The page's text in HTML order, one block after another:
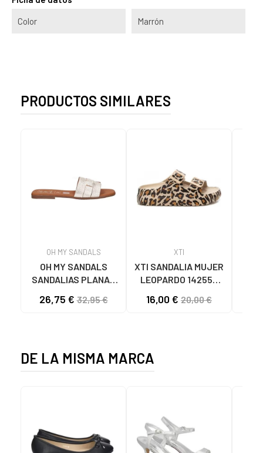
Color Marrón
PRODUCTOS SIMILARES
OH MY SANDALS
OH MY SANDALS
SANDALIAS PLANAS
DOYA CHAMPAN
26,75 €32,95 €
XTI
XTI SANDALIA MUJER
LEOPARDO 142550
16,00 € 20,00 €
DE LA MISMA MARCA